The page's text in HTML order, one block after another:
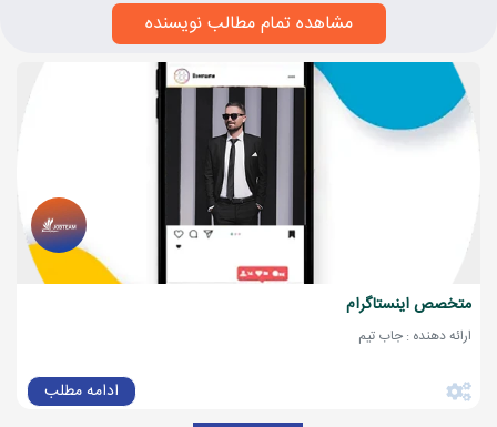
مشاهده تمام مطالب نویسنده
متخصص اینستاگرام
ارائه دهنده : جاب تیم
ادامه مطلب